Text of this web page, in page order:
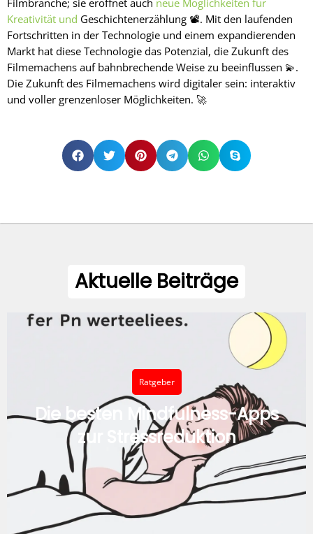
Filmbranche; sie eröffnet auch neue Möglichkeiten für
Kreativität und Geschichtenerzählung 📽️. Mit den laufenden
Fortschritten in der Technologie und einem expandierenden
Markt hat diese Technologie das Potenzial, die Zukunft des
Filmemachens auf bahnbrechende Weise zu beeinflussen 💫.
Die Zukunft des Filmemachens wird digitaler sein: interaktiv
und voller grenzenloser Möglichkeiten. 🚀
Aktuelle Beiträge
Ratgeber
Die besten Mindfulness-Apps
zur Stressreduktion